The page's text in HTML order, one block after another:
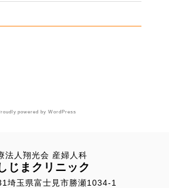
powered by WordPress
法人翔光会 産婦人科
じまクリニック
埼玉県富士見市勝瀬1034-1